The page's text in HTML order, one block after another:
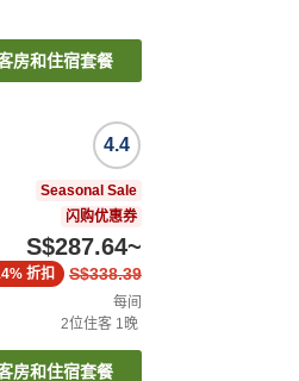
房和住宿套餐
4.4
Seasonal Sale
闪购优惠券
S$287.64~
S$338.39
折扣
每间
2位住客 1晚
房和住宿套餐